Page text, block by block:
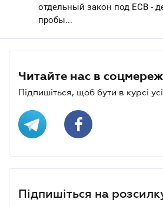
отдельный закон под ЕСВ -
пробы...
Читайте нас в
Підпишіться, щоб бути в курсі
Підпишіться на